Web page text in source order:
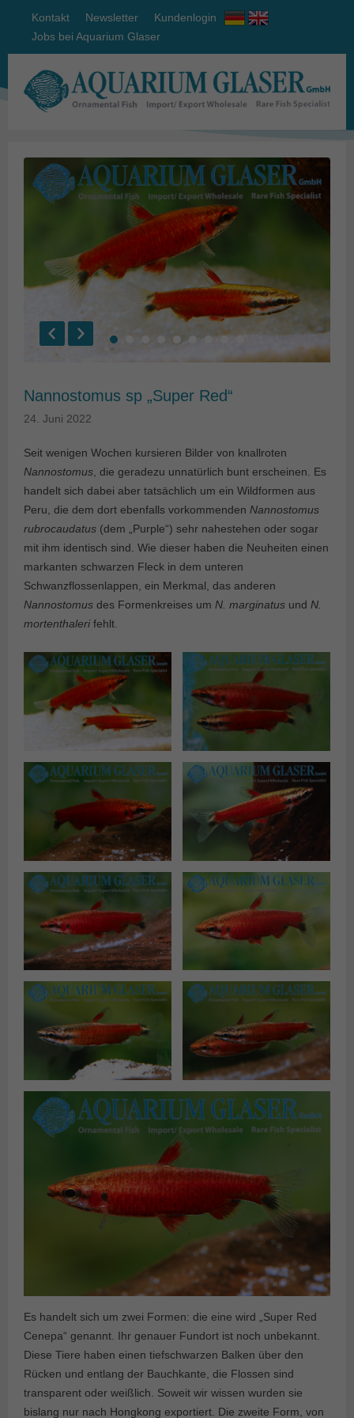
Kontakt Newsletter
Kundenlogin
Jobs bei Aquarium Glaser
Nannostomus sp „Super Red“
24. Juni 2022
Seit wenigen Wochen kursieren Bilder von knallroten
Nannostomus , die geradezu unnatürlich bunt erscheinen. Es
handelt sich dabei aber tatsächlich um ein Wildformen aus
Peru, die dem dort ebenfalls vorkommenden Nannostomus
rubrocaudatus (dem „Purple“) sehr nahestehen oder sogar
mit ihm identisch sind. Wie dieser haben die Neuheiten einen
markanten schwarzen Fleck in dem unteren
Schwanzflossenlappen, ein Merkmal, das anderen
Nannostomus des Formenkreises um N. marginatus und N.
mortenthalerifehlt.
Es handelt sich um zwei Formen: die eine wird „Super Red
Cenepa“ genannt. Ihr genauer Fundort ist noch unbekannt.
Diese Tiere haben einen tiefschwarzen Balken über den
Rücken und entlang der Bauchkante, die Flossen sind
transparent oder weißlich. Soweit wir wissen wurden sie
bislang nur nach Hongkong exportiert. Die zweite Form, von